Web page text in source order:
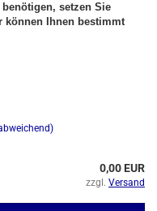
setzen Sie
Ihnen bestimmt
0,00 EUR
zzgl. Versand